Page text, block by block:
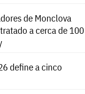
de Monclova
a cerca de 100
define a cinco